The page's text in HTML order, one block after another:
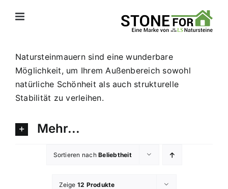
Inhalt
Natursteinmauern sind eine wunderbare
Möglichkeit, um Ihrem Außenbereich sowohl
natürliche Schönheit als auch strukturelle
Stabilität zu verleihen.
Mehr...
Sortieren nachBeliebtheit
Zeige 12 Produkte